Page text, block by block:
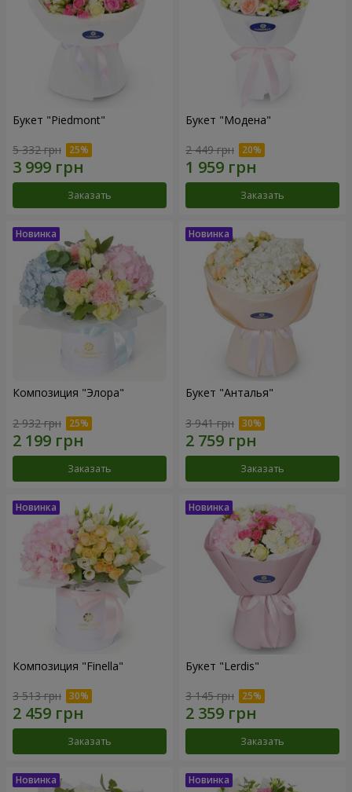
Букет "Piedmont"
5 332 грн
Заказать
Букет "Модена"
2 449 грн
Заказать
Композиция "Элора"
2 932 грн
Заказать
Букет "Анталья"
3 941 грн
Заказать
Композиция "Finella"
3 513 грн
Заказать
Букет "Lerdis"
3 145 грн
Заказать